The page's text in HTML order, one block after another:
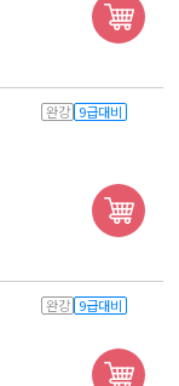
완강 9급대비
완강 9급대비